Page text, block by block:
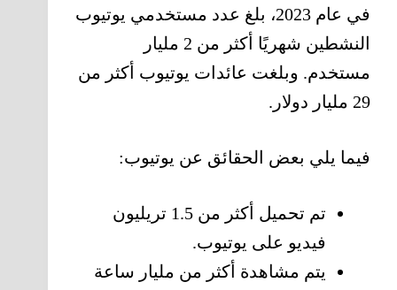
في عام 2023، بلغ عدد مستخدمي يوتيوب
النشطين شهريًا أكثر من 2 مليار
مستخدم. وبلغت عائدات يوتيوب أكثر من
29 مليار دولار.
فيما يلي بعض الحقائق عن يوتيوب:
تم تحميل أكثر من 1.5 تريليون
فيديو على يوتيوب.
يتم مشاهدة أكثر من مليار ساعة